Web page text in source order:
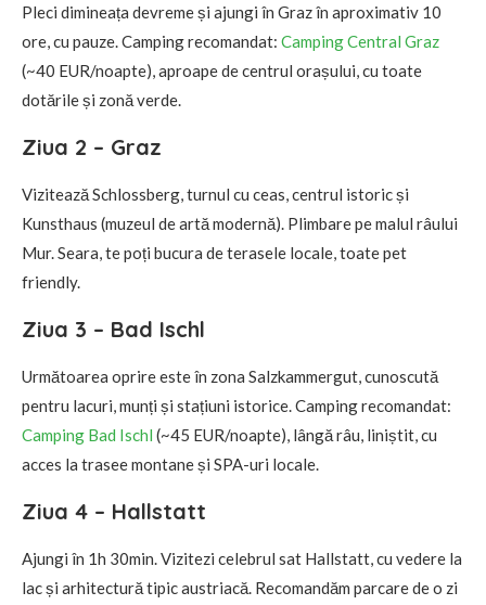
Pleci dimineața devreme și ajungi în Graz în aproximativ 10
ore, cu pauze. Camping recomandat: Camping Central Graz
(~40 EUR/noapte), aproape de centrul orașului, cu toate
dotările și zonă verde.
Ziua 2 – Graz
Vizitează Schlossberg, turnul cu ceas, centrul istoric și
Kunsthaus (muzeul de artă modernă). Plimbare pe malul râului
Mur. Seara, te poți bucura de terasele locale, toate pet
friendly.
Ziua 3 – Bad Ischl
Următoarea oprire este în zona Salzkammergut, cunoscută
pentru lacuri, munți și stațiuni istorice. Camping recomandat:
Camping Bad Ischl (~45 EUR/noapte), lângă râu, liniștit, cu
acces la trasee montane și SPA-uri locale.
Ziua 4 – Hallstatt
Ajungi în 1h 30min. Vizitezi celebrul sat Hallstatt, cu vedere la
lac și arhitectură tipic austriacă. Recomandăm parcare de o zi